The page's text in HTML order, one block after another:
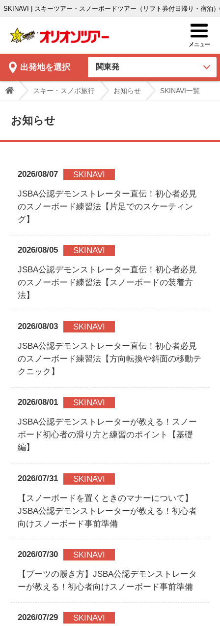
SKINAVI | スキーツアー・スノーボードツアー（リフト券付日帰り・宿泊
出発地を選択
スキー・スノボ旅行 お知らせ SKINAVI一覧
お知らせ
2026/08/07 SKINAVI
JSBA公認デモンストレーター直伝！初心者必見
のスノーボード練習法【片足でのスケーティン
グ】
2026/08/05 SKINAVI
JSBA公認デモンストレーター直伝！初心者必見
のスノーボード練習法【スノーボードの装着方
法】
2026/08/03 SKINAVI
JSBA公認デモンストレーター直伝！初心者必見
のスノーボード練習法【方向転換や斜面の移動テ
クニック】
2026/08/01 SKINAVI
JSBA公認デモンストレーターが教える！スノー
ボード初心者の滑り方と練習のポイント【基礎
編】
2026/07/31 SKINAVI
【スノーボードを置くときのマナーについて】
JSBA公認デモンストレーターが教える！初心者
向けスノーボード事前準備
2026/07/30 SKINAVI
【ブーツの履き方】JSBA公認デモンストレータ
ーが教える！初心者向けスノーボード事前準備
2026/07/29 SKINAVI